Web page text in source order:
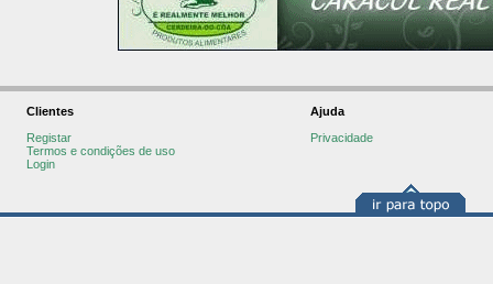
Clientes
Registar
Termos e condições de uso
Login
Ajuda
Privacidade